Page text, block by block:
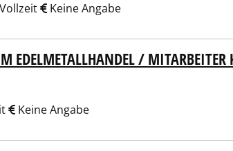
Vollzeit Keine Angabe
EDELMETALLHANDEL /
Keine Angabe